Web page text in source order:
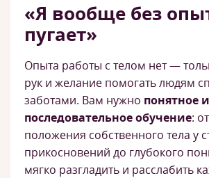
«Я вообще без
пугает»
Опыта работы с телом нет —
рук и желание помогать людям
заботами. Вам нужно понятное и
последовательное обучение:
положения собственного тела у
прикосновений до глубокого
мягко разгладить и расслабить